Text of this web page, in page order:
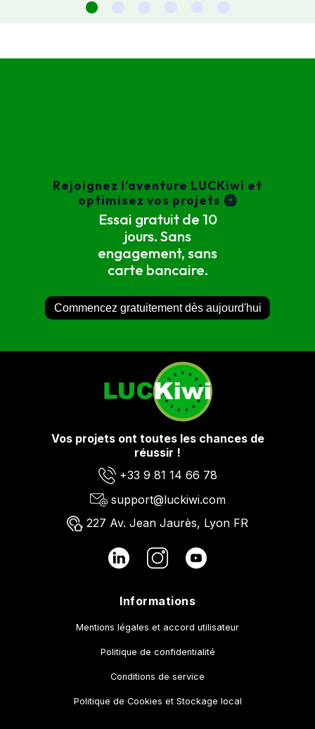
Rejoignez l'aventure LUCKiwi et
optimisez vos projets 🥝
Essai gratuit de 10
jours. Sans
engagement, sans
carte bancaire.
Commencez gratuitement dès aujourd'hui
Vos projets ont toutes les chances de
réussir !
+33 9 81 14 66 78
support@luckiwi.com
227 Av. Jean Jaurès, Lyon FR
Informations
Mentions légales et accord utilisateur
Politique de confidentialité
Conditions de service
Politique de Cookies et Stockage local